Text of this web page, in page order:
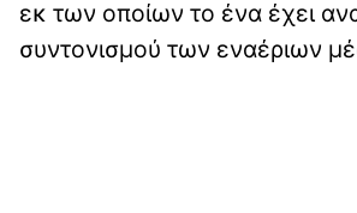
εκ των οποίων το ένα έχει
συντονισμού των εναέριων